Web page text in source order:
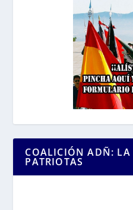
COALICIÓN ADÑ:
PATRIOTAS